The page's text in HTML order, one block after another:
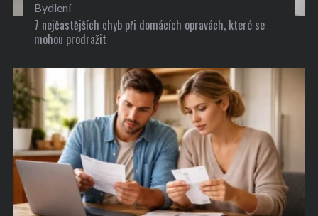
Bydlení
7 nejčastějších chyb při domácích opravách, které se
mohou prodražit